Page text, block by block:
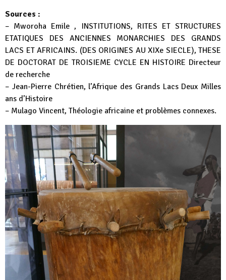
Sources :
– Mworoha Emile , INSTITUTIONS, RITES ET STRUCTURES
ETATIQUES DES ANCIENNES MONARCHIES DES GRANDS
LACS ET AFRICAINS. (DES ORIGINES AU XIXe SIECLE), THESE
DE DOCTORAT DE TROISIEME CYCLE EN HISTOIRE Directeur
de recherche
– Jean-Pierre Chrétien, l’Afrique des Grands Lacs Deux Milles
ans d’Histoire
– Mulago Vincent, Théologie africaine et problèmes connexes.